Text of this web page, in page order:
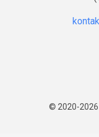
© 2020-2026